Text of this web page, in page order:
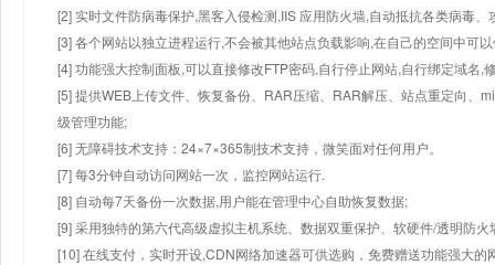
[2] 实时文件防病毒保护,黑客入侵检测,IIS 应用防火墙,自动抵抗各类病毒、
[3] 各个网站以独立进程运行,不会被其他站点负载影响,在自己的空间中可
[4] 功能强大控制面板,可以直接修改FTP密码,自行停止网站,自行绑定域名,
[5] 提供WEB上传文件、恢复备份、RAR压缩、RAR解压、站点重定向、
级管理功能;
[6] 无障碍技术支持：24×7×365制技术支持，微笑面对任何用户。
[7] 每3分钟自动访问网站一次，监控网站运行.
[8] 自动每7天备份一次数据,用户能在管理中心自助恢复数据;
[9] 采用独特的第六代高级虚拟主机系统、数据双重保护、软硬件/透明防火
[10] 在线支付，实时开设,CDN网络加速器可供选购，免费赠送功能强大